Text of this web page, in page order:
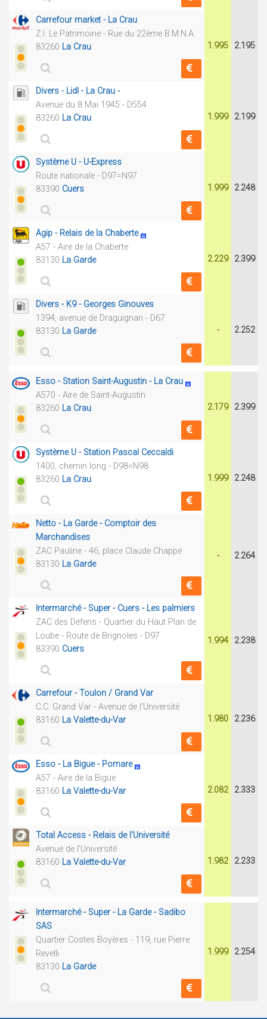
Carrefour market - La Crau
Z.I. Le Patrimoine - Rue du 22ème B.M.N.A.
83260 La Crau 1.995 2.195
Divers - Lidl - La Crau -
Avenue du 8 Mai 1945 - D554
83260 La Crau 1.999 2.199
Système U - U-Express
Route nationale - D97=N97
83390 Cuers 1.999 2.248
Agip - Relais de la Chaberte
A57 - Aire de la Chaberte
83130 La Garde 2.229 2.399
Divers - K9 - Georges Ginouves
1394, avenue de Draguignan - D67
83130 La Garde - 2.252
Esso - Station Saint-Augustin - La Crau
A570 - Aire de Saint-Augustin
83260 La Crau 2.179 2.399
Système U - Station Pascal Ceccaldi
1400, chemin long - D98=N98
83260 La Crau 1.999 2.248
Netto - La Garde - Comptoir des
Marchandises
ZAC Pauline - 46, place Claude Chappe
83130 La Garde
- 2.264
Intermarché - Super - Cuers - Les palmiers
ZAC des Défens - Quartier du Haut Plan de
Loube - Route de Brignoles - D97
83390 Cuers
1.994 2.238
Carrefour - Toulon / Grand Var
C.C. Grand Var - Avenue de l'Université
83160 La Valette-du-Var 1.980 2.236
Esso - La Bigue - Pomare
A57 - Aire de la Bigue
83160 La Valette-du-Var 2.082 2.333
Total Access - Relais de l'Université
Avenue de l'Université
83160 La Valette-du-Var 1.982 2.233
Intermarché - Super - La Garde - Sadibo
SAS
Quartier Costes Boyères - 119, rue Pierre
Revelli
83130 La Garde
1.999 2.254